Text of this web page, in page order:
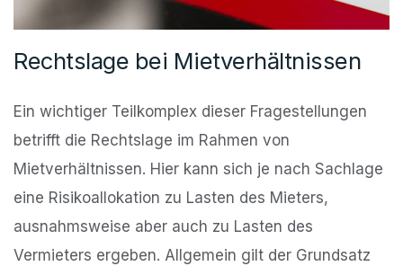
Rechtslage bei Mietverhältnissen
Ein wichtiger Teilkomplex dieser Fragestellungen
betrifft die Rechtslage im Rahmen von
Mietverhältnissen. Hier kann sich je nach Sachlage
eine Risikoallokation zu Lasten des Mieters,
ausnahmsweise aber auch zu Lasten des
Vermieters ergeben. Allgemein gilt der Grundsatz